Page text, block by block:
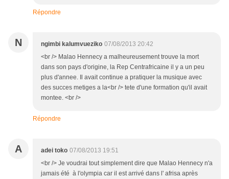
Répondre
N ngimbi kalumvueziko 07/08/2013 20:42
<br /> Malao Hennecy a malheureusement trouve la mort
dans son pays d'origine, la Rep Centrafricaine il y a un peu
plus d'annee. Il avait continue a pratiquer la musique avec
des succes metiges a la<br /> tete d'une formation qu'il avait
montee. <br />
Répondre
A adei toko 07/08/2013 19:51
<br /> Je voudrai tout simplement dire que Malao Hennecy n'a
jamais été à l'olympia car il est arrivé dans l' afrisa après